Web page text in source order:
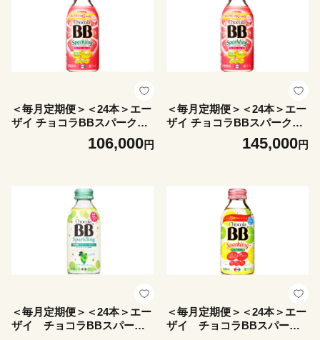
＜毎月定期便＞＜24本＞エー
ザイ チョコラBBスパークリ
ング グレープフルーツ&ピー
チ味全8回【4062538】
106,000円
＜毎月定期便＞＜24本＞エー
ザイ チョコラBBスパークリ
ング グレープフルーツ&ピー
チ味全11回【4062539】
145,000円
＜毎月定期便＞＜24本＞エー
ザイ チョコラBBスパーク
＜毎月定期便＞＜24本＞エー
ザイ チョコラBBスパーク